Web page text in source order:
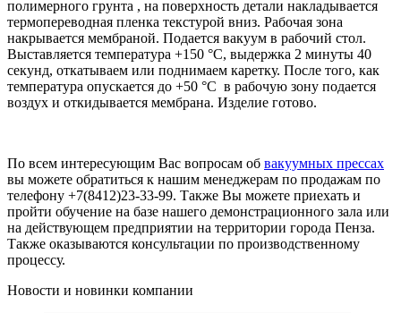
полимерного грунта , на поверхность детали накладывается
термопереводная пленка текстурой вниз. Рабочая зона
накрывается мембраной. Подается вакуум в рабочий стол.
Выставляется температура +150 °С, выдержка 2 минуты 40
секунд, откатываем или поднимаем каретку. После того, как
температура опускается до +50 °С в рабочую зону подается
воздух и откидывается мембрана. Изделие готово.
По всем интересующим Вас вопросам об вакуумных прессах
вы можете обратиться к нашим менеджерам по продажам по
телефону +7(8412)23-33-99. Также Вы можете приехать и
пройти обучение на базе нашего демонстрационного зала или
на действующем предприятии на территории города Пенза.
Также оказываются консультации по производственному
процессу.
Новости и новинки компании